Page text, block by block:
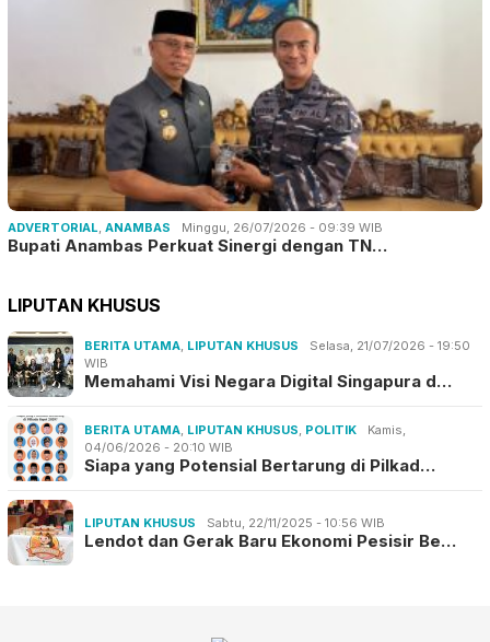
ADVERTORIAL, ANAMBAS Minggu, 26/07/2026 - 09:39 WIB
Bupati Anambas Perkuat Sinergi dengan TN…
LIPUTAN KHUSUS
BERITA UTAMA, LIPUTAN KHUSUS
Selasa, 21/07/2026 - 19:50
WIB
Memahami Visi Negara Digital Singapura d…
BERITA UTAMA, LIPUTAN KHUSUS, POLITIK
Kamis,
04/06/2026 - 20:10 WIB
Siapa yang Potensial Bertarung di Pilkad…
LIPUTAN KHUSUS Sabtu, 22/11/2025 - 10:56 WIB
Lendot dan Gerak Baru Ekonomi Pesisir Be…